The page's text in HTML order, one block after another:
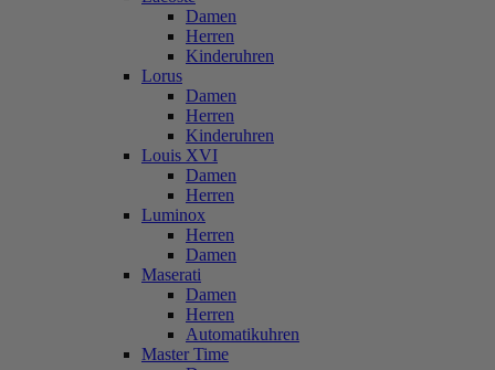
Damen
Herren
Kinderuhren
Lorus
Damen
Herren
Kinderuhren
Louis XVI
Damen
Herren
Luminox
Herren
Damen
Maserati
Damen
Herren
Automatikuhren
Master Time